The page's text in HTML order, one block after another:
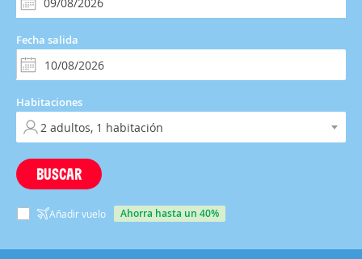
Fecha salida
Habitaciones
BUSCAR
Añadir vuelo ahorra hasta un 40%